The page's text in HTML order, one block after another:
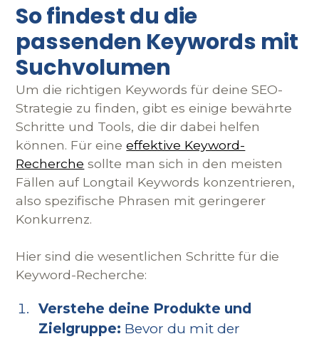
So findest du die
passenden Keywords mit
Suchvolumen
Um die richtigen Keywords für deine SEO-
Strategie zu finden, gibt es einige bewährte
Schritte und Tools, die dir dabei helfen
können. Für eineeffektive Keyword-
Recherche sollte man sich in den meisten
Fällen auf Longtail Keywords konzentrieren,
also spezifische Phrasen mit geringerer
Konkurrenz.
Hier sind die wesentlichen Schritte für die
Keyword-Recherche:
Verstehe deine Produkte und
Zielgruppe: Bevor du mit der